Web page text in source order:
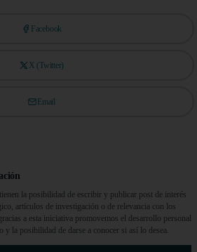
Facebook
X (Twitter)
Email
la posibilidad de escribir y publicar post de interés
artículos de investigación o de relevancia con los
a esta iniciativa promovemos el desarrollo personal
y la posibilidad de darse a conocer si así lo desea.